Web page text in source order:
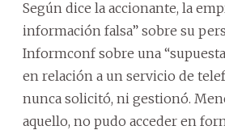
Según dice la accionante, la
información falsa” sobre su
Informconf sobre una
en relación a un servicio de
nunca solicitó, ni gestionó.
aquello, no pudo acceder en